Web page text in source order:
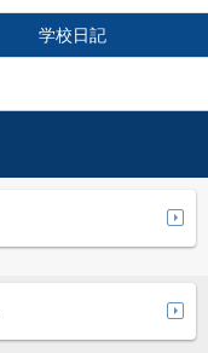
学校日記